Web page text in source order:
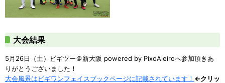
大会結果
5月26日（土）ビギツー＠新大阪 powered by PixoAleiroへ参加頂きあ
りがとうございました！
大会風景はビギワンフェイスブックページに記載されています！ ←クリッ